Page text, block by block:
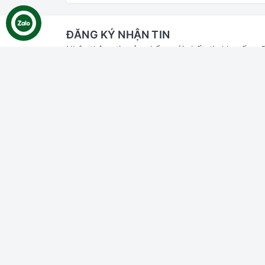
ĐĂNG KÝ NHẬN TIN
Nhận thông tin sản phẩm mới nhất, tin khuyến